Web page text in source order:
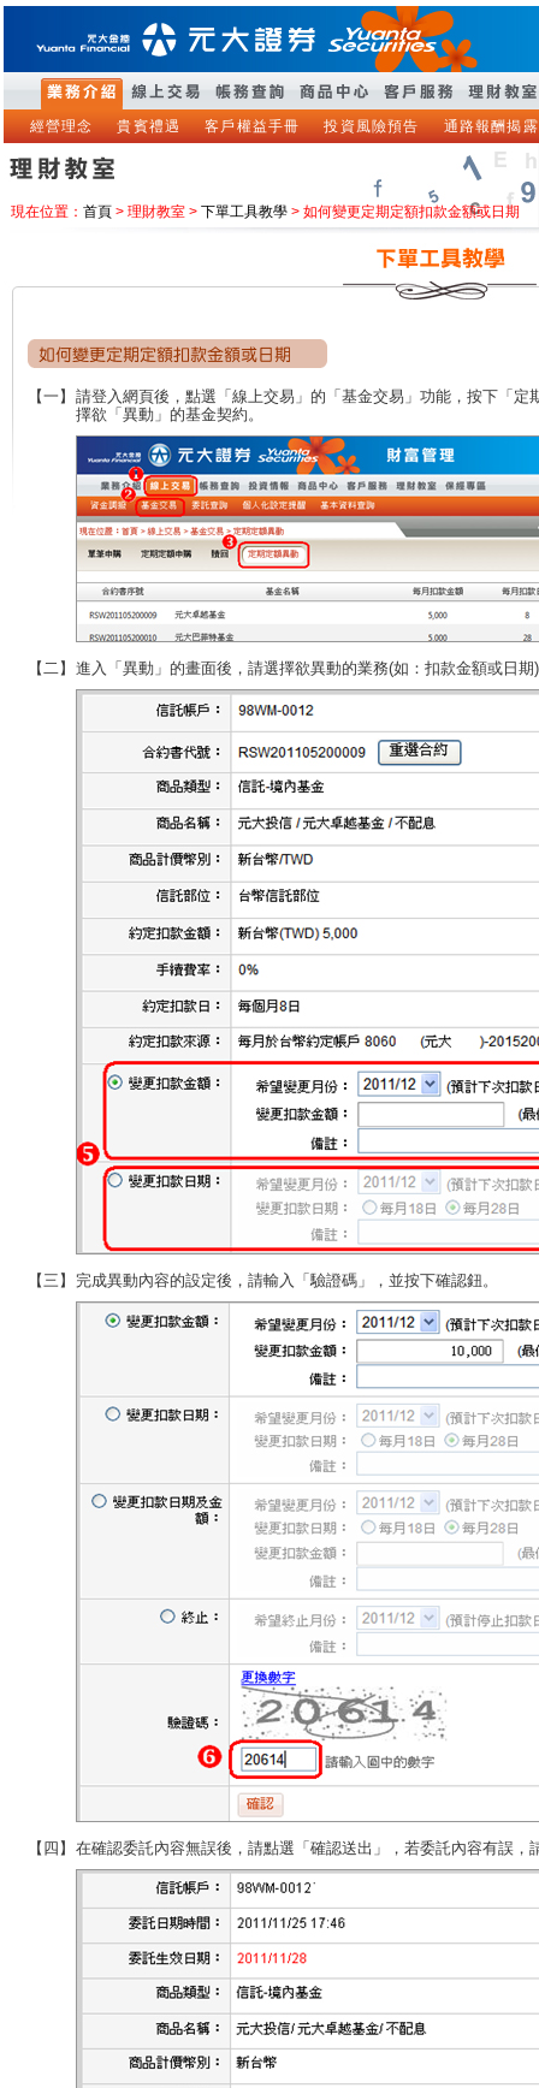
經營理念 貴賓禮遇 客戶權益手冊 投資風險預告 通路報酬揭露
現在位置： 首頁> 理財教室 > 下單工具教學> 如何變更定期定額扣款金額或日期
【一】 請登入網頁後，點選「線上交易」的「基金交易」功能，按下「定
擇欲「異動」的基金契約。
【二】 進入「異動」的畫面後，請選擇欲異動的業務(如：扣款金額或日
【三】 完成異動內容的設定後，請輸入「驗證碼」，並按下確認鈕。
【四】 在確認委託內容無誤後，請點選「確認送出」，若委託內容有誤，